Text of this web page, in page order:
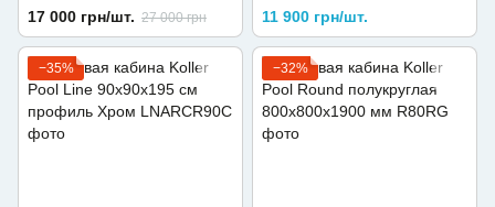
17 000 грн/шт. 27 000 грн
прозрачное стекло
11 900 грн/шт.
−35% −32%